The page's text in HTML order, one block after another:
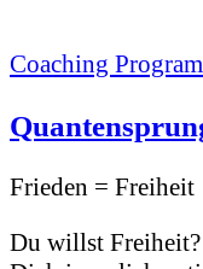
Coaching
Frieden = Freiheit
Du willst Freiheit?